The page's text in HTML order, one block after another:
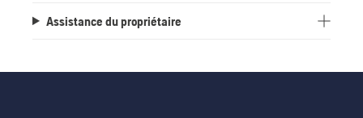
Assistance du propriétaire